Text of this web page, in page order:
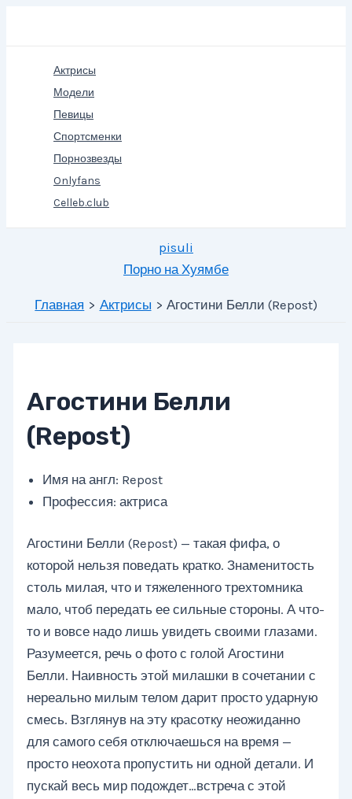
Актрисы
Модели
Певицы
Спортсменки
Порнозвезды
Onlyfans
Celleb.club
pisuli
Порно на Хуямбе
Главная Актрисы Агостини Белли (Repost)
Агостини Белли
(Repost)
Имя на англ: Repost
Профессия: актриса
Агостини Белли (Repost) — такая фифа, о
которой нельзя поведать кратко. Знаменитость
столь милая, что и тяжеленного трехтомника
мало, чтоб передать ее сильные стороны. А что-
то и вовсе надо лишь увидеть своими глазами.
Разумеется, речь о фото с голой Агостини
Белли. Наивность этой милашки в сочетании с
нереально милым телом дарит просто ударную
смесь. Взглянув на эту красотку неожиданно
для самого себя отключаешься на время —
просто неохота пропустить ни одной детали. И
пускай весь мир подождет…встреча с этой